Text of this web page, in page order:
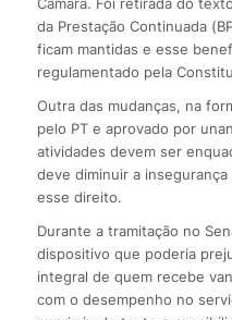
da Prestação Continuada
ficam mantidas e esse
regulamentado pela
Outra das mudanças, na
pelo PT e aprovado por
atividades devem ser
deve diminuir a
esse direito.
Durante a tramitação no
dispositivo que poderia
integral de quem recebe
com o desempenho no